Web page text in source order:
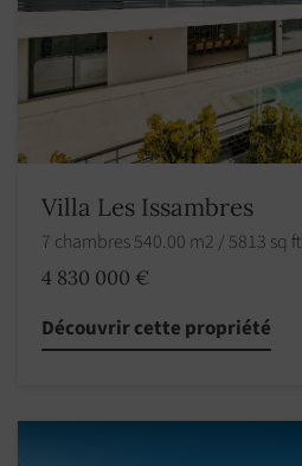
Villa Les Issambres
7 chambres 540.00 m2 / 5813 sq ft
4 830 000 €
Découvrir cette propriété